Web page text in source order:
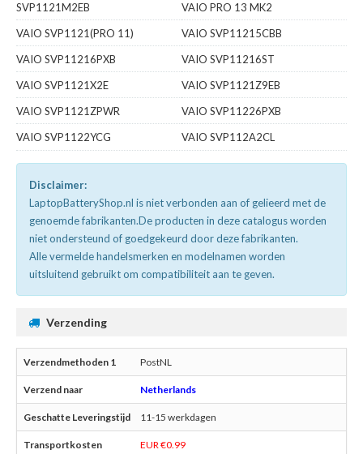
SVP1121M2EB
VAIO PRO 13 MK2
VAIO SVP1121(PRO 11)
VAIO SVP11215CBB
VAIO SVP11216PXB
VAIO SVP11216ST
VAIO SVP1121X2E
VAIO SVP1121Z9EB
VAIO SVP1121ZPWR
VAIO SVP11226PXB
VAIO SVP1122YCG
VAIO SVP112A2CL
Disclaimer:
LaptopBatteryShop.nl is niet verbonden aan of gelieerd met de
genoemde fabrikanten.De producten in deze catalogus worden
niet ondersteund of goedgekeurd door deze fabrikanten.
Alle vermelde handelsmerken en modelnamen worden
uitsluitend gebruikt om compatibiliteit aan te geven.
Verzending
PostNL
Netherlands
11-15 werkdagen
EUR €0.99